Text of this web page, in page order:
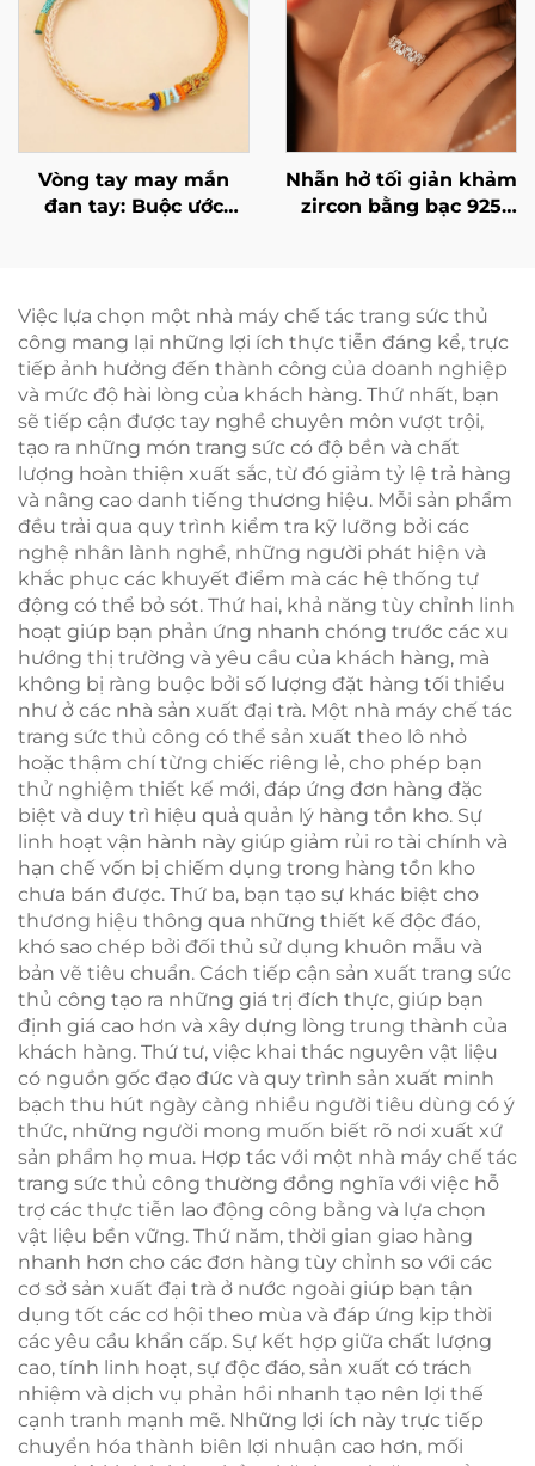
Vòng tay may mắn
đan tay: Buộc ước
Nhẫn hở tối giản khảm
zircon bằng bạc 925
Việc lựa chọn một nhà máy chế tác trang sức thủ
công mang lại những lợi ích thực tiễn đáng kể, trực
tiếp ảnh hưởng đến thành công của doanh nghiệp
và mức độ hài lòng của khách hàng. Thứ nhất, bạn
sẽ tiếp cận được tay nghề chuyên môn vượt trội,
tạo ra những món trang sức có độ bền và chất
lượng hoàn thiện xuất sắc, từ đó giảm tỷ lệ trả hàng
và nâng cao danh tiếng thương hiệu. Mỗi sản phẩm
đều trải qua quy trình kiểm tra kỹ lưỡng bởi các
nghệ nhân lành nghề, những người phát hiện và
khắc phục các khuyết điểm mà các hệ thống tự
động có thể bỏ sót. Thứ hai, khả năng tùy chỉnh linh
hoạt giúp bạn phản ứng nhanh chóng trước các xu
hướng thị trường và yêu cầu của khách hàng, mà
không bị ràng buộc bởi số lượng đặt hàng tối thiểu
như ở các nhà sản xuất đại trà. Một nhà máy chế tác
trang sức thủ công có thể sản xuất theo lô nhỏ
hoặc thậm chí từng chiếc riêng lẻ, cho phép bạn
thử nghiệm thiết kế mới, đáp ứng đơn hàng đặc
biệt và duy trì hiệu quả quản lý hàng tồn kho. Sự
linh hoạt vận hành này giúp giảm rủi ro tài chính và
hạn chế vốn bị chiếm dụng trong hàng tồn kho
chưa bán được. Thứ ba, bạn tạo sự khác biệt cho
thương hiệu thông qua những thiết kế độc đáo,
khó sao chép bởi đối thủ sử dụng khuôn mẫu và
bản vẽ tiêu chuẩn. Cách tiếp cận sản xuất trang sức
thủ công tạo ra những giá trị đích thực, giúp bạn
định giá cao hơn và xây dựng lòng trung thành của
khách hàng. Thứ tư, việc khai thác nguyên vật liệu
có nguồn gốc đạo đức và quy trình sản xuất minh
bạch thu hút ngày càng nhiều người tiêu dùng có ý
thức, những người mong muốn biết rõ nơi xuất xứ
sản phẩm họ mua. Hợp tác với một nhà máy chế tác
trang sức thủ công thường đồng nghĩa với việc hỗ
trợ các thực tiễn lao động công bằng và lựa chọn
vật liệu bền vững. Thứ năm, thời gian giao hàng
nhanh hơn cho các đơn hàng tùy chỉnh so với các
cơ sở sản xuất đại trà ở nước ngoài giúp bạn tận
dụng tốt các cơ hội theo mùa và đáp ứng kịp thời
các yêu cầu khẩn cấp. Sự kết hợp giữa chất lượng
cao, tính linh hoạt, sự độc đáo, sản xuất có trách
nhiệm và dịch vụ phản hồi nhanh tạo nên lợi thế
cạnh tranh mạnh mẽ. Những lợi ích này trực tiếp
chuyển hóa thành biên lợi nhuận cao hơn, mối